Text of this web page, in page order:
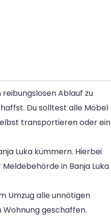
Ablauf zu
Du solltest alle Möbel
transportieren oder ein
Luka kümmern. Hierbei
in Banja Luka
Umzug alle unnötigen
geschaffen.